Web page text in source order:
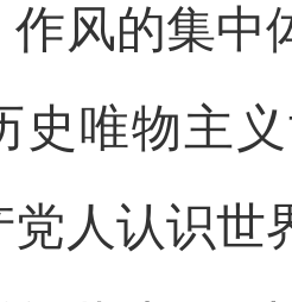
作风的集中
史唯物主
人认识世